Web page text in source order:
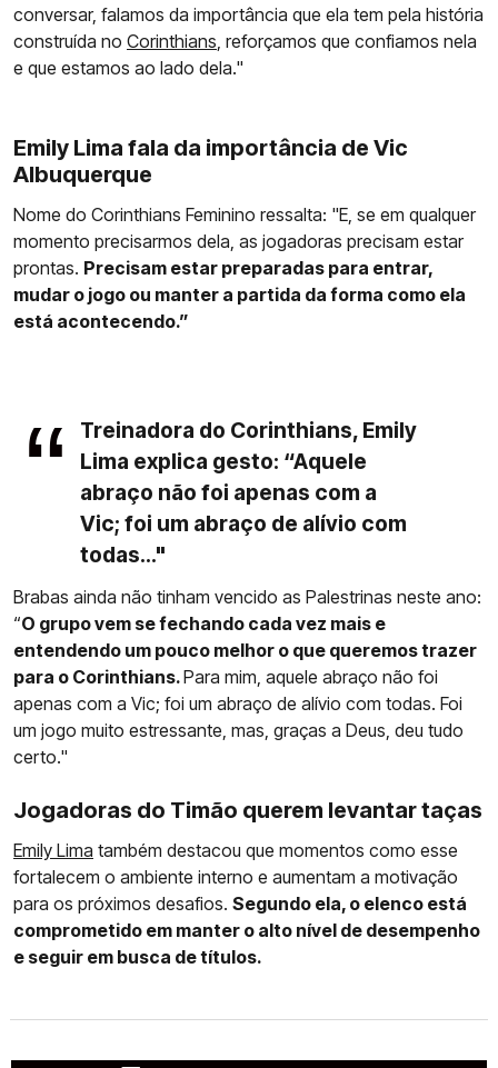
conversar, falamos da importância que ela tem pela história
construída no Corinthians , reforçamos que confiamos nela
e que estamos ao lado dela."
Emily Lima fala da importância de Vic
Albuquerque
Nome do Corinthians Feminino ressalta: "E, se em qualquer
momento precisarmos dela, as jogadoras precisam estar
prontas. Precisam estar preparadas para entrar,
mudar o jogo ou manter a partida da forma como ela
está acontecendo.”
Treinadora do Corinthians, Emily
Lima explica gesto: “Aquele
abraço não foi apenas com a
Vic; foi um abraço de alívio com
todas..."
Brabas ainda não tinham vencido as Palestrinas neste ano:
“O grupo vem se fechando cada vez mais e
entendendo um pouco melhor o que queremos trazer
para o Corinthians.Para mim, aquele abraço não foi
apenas com a Vic; foi um abraço de alívio com todas. Foi
um jogo muito estressante, mas, graças a Deus, deu tudo
certo."
Jogadoras do Timão querem levantar taças
Emily Lima também destacou que momentos como esse
fortalecem o ambiente interno e aumentam a motivação
para os próximos desafios. Segundo ela, o elenco está
comprometido em manter o alto nível de desempenho
e seguir em busca de títulos.